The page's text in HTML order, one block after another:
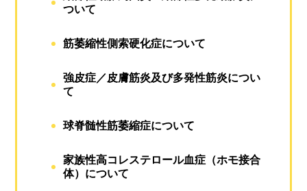
ついて
筋萎縮性側索硬化症について
強皮症／皮膚筋炎及び多発性筋炎につい
て
球脊髄性筋萎縮症について
家族性高コレステロール血症（ホモ接合
体）について